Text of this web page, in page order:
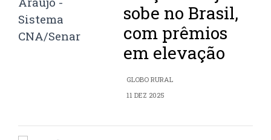
sobe no Brasil,
com prêmios
em elevação
GLOBO RURAL
11 DEZ 2025